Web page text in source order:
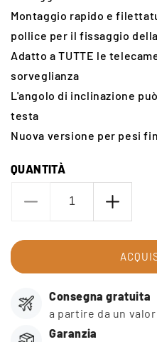
Montaggio rapido e
pollice per il fissaggio
Adatto a TUTTE le
sorveglianza
L'angolo di inclinazione
testa
Nuova versione per pesi
QUANTITÀ
Diminuire
quantità
Aumenta
la
quantità
per
Consegna gratuita
a partire da un
Garanzia